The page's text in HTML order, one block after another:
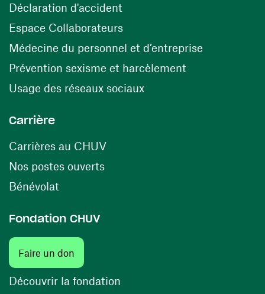
Déclaration d'accident
Espace Collaborateurs(ouvre une nouvelle fenêtre)
Médecine du personnel et d’entreprise
Prévention sexisme et harcèlement
Usage des réseaux sociaux(ouvre une nouvelle
Carrière
Carrières au CHUV(ouvre une nouvelle fenêtre)
Nos postes ouverts(ouvre une nouvelle fenêtre)
Bénévolat
Fondation CHUV
Faire un don
Découvrir la fondation